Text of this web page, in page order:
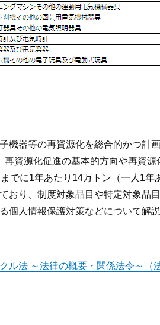
機器等の再資源化を総合的かつ計
資源化促進の基本的方向や再資
でに1年あたり14万トン（一人1
おり、制度対象品目や特定対象品
個人情報保護対策などについて解説
法 ～法律の概要・関係法令～（